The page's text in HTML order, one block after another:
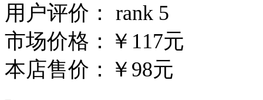
用户评价：
市场价格： ￥117元
本店售价： ￥98元